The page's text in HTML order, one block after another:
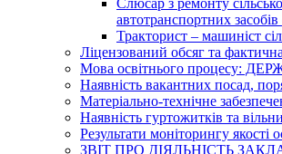
Слюсар з ремонту
автотранспортних
Тракторист – машиніст
Ліцензований обсяг та фактична
Мова освітнього процесу:
Наявність вакантних посад,
Матеріально-технічне
Наявність гуртожитків та
Результати моніторингу якості
ЗВІТ ПРО ДІЯЛЬНІСТЬ